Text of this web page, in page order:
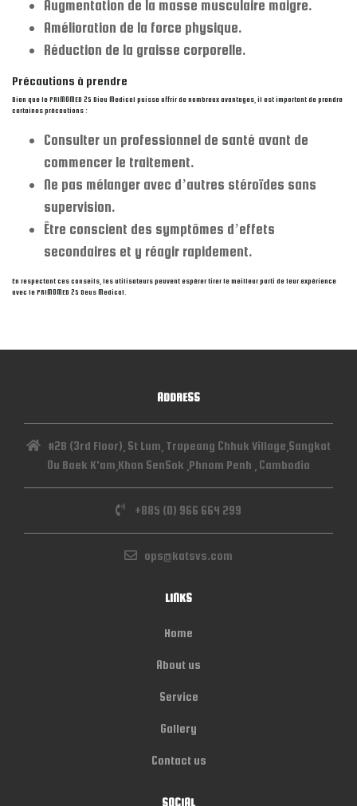
Augmentation de la masse musculaire maigre.
Amélioration de la force physique.
Réduction de la graisse corporelle.
Précautions à prendre
Bien que le PRIMOMED 25 Dieu Medical puisse offrir de nombreux avantages, il est important de prendre
certaines précautions :
Consulter un professionnel de santé avant de
commencer le traitement.
Ne pas mélanger avec d’autres stéroïdes sans
supervision.
Être conscient des symptômes d’effets
secondaires et y réagir rapidement.
En respectant ces conseils, les utilisateurs peuvent espérer tirer le meilleur parti de leur expérience
avec le PRIMOMED 25 Deus Medical.
ADDRESS
#2B (3rd Floor), St Lum, Trapeang Chhuk Village,Sangkat
Ou Baek K'am,Khan SenSok ,Phnom Penh , Cambodia
+885 (0) 966 664 299
ops@katsvs.com
LINKS
Home
About us
Service
Gallery
Contact us
SOCIAL